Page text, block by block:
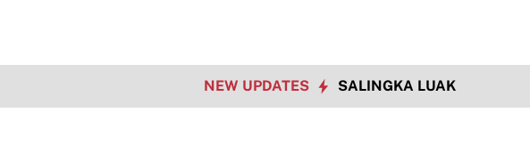
NEW UPDATES SALINGKA LUAK